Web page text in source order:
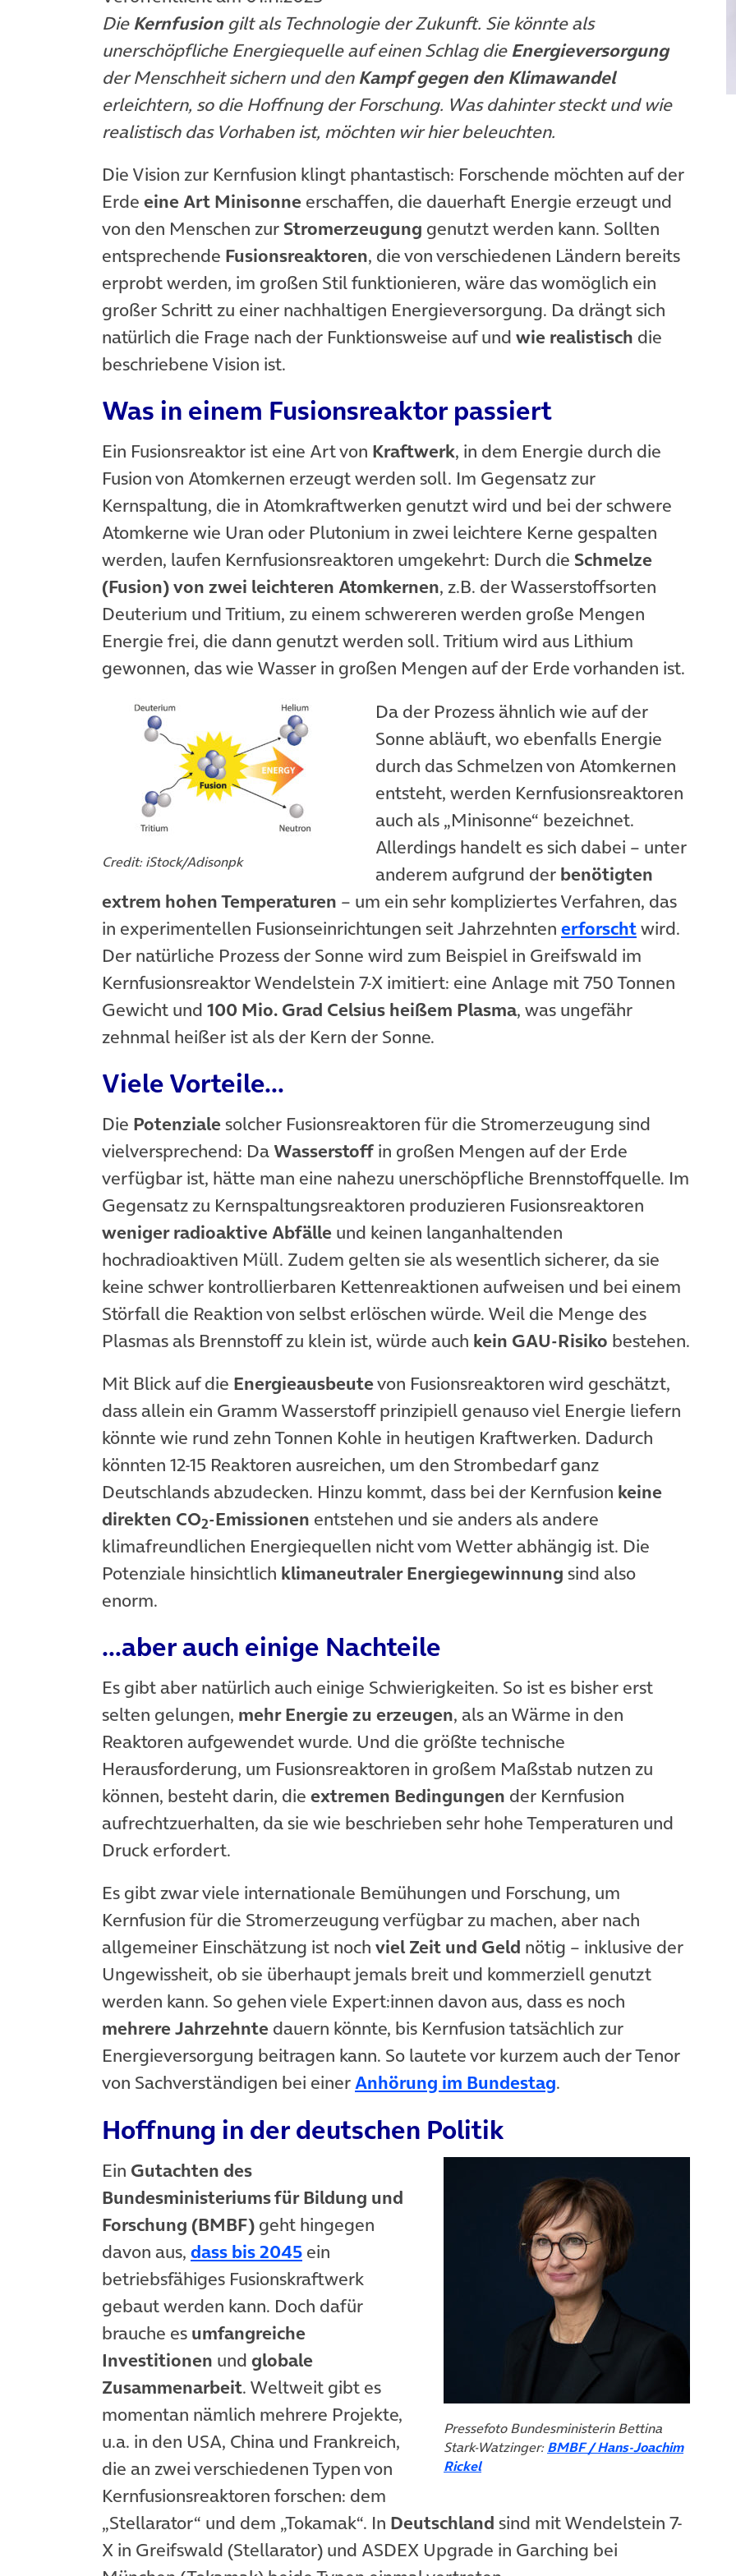
DieKernfusion gilt als Technologie der Zukunft. Sie könnte als
unerschöpfliche Energiequelle auf einen Schlag dieEnergieversorgung
der Menschheit sichern und denKampf gegen den Klimawandel
erleichtern, so die Hoffnung der Forschung. Was dahinter steckt und wie
realistisch das Vorhaben ist, möchten wir hier beleuchten.
Die Vision zur Kernfusion klingt phantastisch: Forschende möchten auf der
Erde eine Art Minisonne erschaffen, die dauerhaft Energie erzeugt und
von den Menschen zur Stromerzeugung genutzt werden kann. Sollten
entsprechende Fusionsreaktoren, die von verschiedenen Ländern bereits
erprobt werden, im großen Stil funktionieren, wäre das womöglich ein
großer Schritt zu einer nachhaltigen Energieversorgung. Da drängt sich
natürlich die Frage nach der Funktionsweise auf und wie realistisch die
beschriebene Vision ist.
Was in einem Fusionsreaktor passiert
Ein Fusionsreaktor ist eine Art von Kraftwerk, in dem Energie durch die
Fusion von Atomkernen erzeugt werden soll. Im Gegensatz zur
Kernspaltung, die in Atomkraftwerken genutzt wird und bei der schwere
Atomkerne wie Uran oder Plutonium in zwei leichtere Kerne gespalten
werden, laufen Kernfusionsreaktoren umgekehrt: Durch die Schmelze
(Fusion)von zwei leichteren Atomkernen, z.B. der Wasserstoffsorten
Deuterium und Tritium, zu einem schwereren werden große Mengen
Energie frei, die dann genutzt werden soll. Tritium wird aus Lithium
gewonnen, das wie Wasser in großen Mengen auf der Erde vorhanden ist.
Credit: iStock/Adisonpk
Da der Prozess ähnlich wie auf der
Sonne abläuft, wo ebenfalls Energie
durch das Schmelzen von Atomkernen
entsteht, werden Kernfusionsreaktoren
auch als „Minisonne“ bezeichnet.
Allerdings handelt es sich dabei – unter
anderem aufgrund der benötigten
extrem hohen Temperaturen – um ein sehr kompliziertes Verfahren, das
in experimentellen Fusionseinrichtungen seit Jahrzehnten erforscht(öffnet in
wird.
Der natürliche Prozess der Sonne wird zum Beispiel in Greifswald im
Kernfusionsreaktor Wendelstein 7-X imitiert: eine Anlage mit 750 Tonnen
Gewicht und 100 Mio. Grad Celsius heißem Plasma, was ungefähr
zehnmal heißer ist als der Kern der Sonne.
Viele Vorteile…
Die Potenzialesolcher Fusionsreaktoren für die Stromerzeugung sind
vielversprechend: Da Wasserstoff in großen Mengen auf der Erde
verfügbar ist, hätte man eine nahezu unerschöpfliche Brennstoffquelle. Im
Gegensatz zu Kernspaltungsreaktoren produzieren Fusionsreaktoren
weniger radioaktive Abfälle und keinen langanhaltenden
hochradioaktiven Müll. Zudem gelten sie als wesentlich sicherer, da sie
keine schwer kontrollierbaren Kettenreaktionen aufweisen und bei einem
Störfall die Reaktion von selbst erlöschen würde. Weil die Menge des
Plasmas als Brennstoff zu klein ist, würde auch kein GAU-Risiko bestehen.
Mit Blick auf die Energieausbeutevon Fusionsreaktoren wird geschätzt,
dass allein ein Gramm Wasserstoff prinzipiell genauso viel Energie liefern
könnte wie rund zehn Tonnen Kohle in heutigen Kraftwerken. Dadurch
könnten 12-15 Reaktoren ausreichen, um den Strombedarf ganz
Deutschlands abzudecken. Hinzu kommt, dass bei der Kernfusion keine
direkten CO2-Emissionen entstehen und sie anders als andere
klimafreundlichen Energiequellen nicht vom Wetter abhängig ist. Die
Potenziale hinsichtlich klimaneutraler Energiegewinnung sind also
enorm.
…aber auch einige Nachteile
Es gibt aber natürlich auch einige Schwierigkeiten. So ist es bisher erst
selten gelungen, mehr Energie zu erzeugen, als an Wärme in den
Reaktoren aufgewendet wurde. Und die größte technische
Herausforderung, um Fusionsreaktoren in großem Maßstab nutzen zu
können, besteht darin, die extremen Bedingungen der Kernfusion
aufrechtzuerhalten, da sie wie beschrieben sehr hohe Temperaturen und
Druck erfordert.
Es gibt zwar viele internationale Bemühungen und Forschung, um
Kernfusion für die Stromerzeugung verfügbar zu machen, aber nach
allgemeiner Einschätzung ist noch viel Zeit und Geld nötig – inklusive der
Ungewissheit, ob sie überhaupt jemals breit und kommerziell genutzt
werden kann. So gehen viele Expert:innen davon aus, dass es noch
mehrere Jahrzehnte dauern könnte, bis Kernfusion tatsächlich zur
Energieversorgung beitragen kann. So lautete vor kurzem auch der Tenor
von Sachverständigen bei einerAnhörung im Bundestag(öffnet in neuem Tab)
.
Hoffnung in der deutschen Politik
Pressefoto Bundesministerin Bettina
Stark-Watzinger:BMBF / Hans-Joachim
Rickel
Ein Gutachten des
Bundesministeriums für Bildung und
Forschung (BMBF) geht hingegen
davon aus, dass bis 2045(öffnet in neuem Tab)
ein
betriebsfähiges Fusionskraftwerk
gebaut werden kann. Doch dafür
brauche es umfangreiche
Investitionen und globale
Zusammenarbeit. Weltweit gibt es
momentan nämlich mehrere Projekte,
u.a. in den USA, China und Frankreich,
die an zwei verschiedenen Typen von
Kernfusionsreaktoren forschen: dem
„Stellarator“ und dem „Tokamak“. In Deutschland sind mit Wendelstein 7-
X in Greifswald (Stellarator) und ASDEX Upgrade in Garching bei